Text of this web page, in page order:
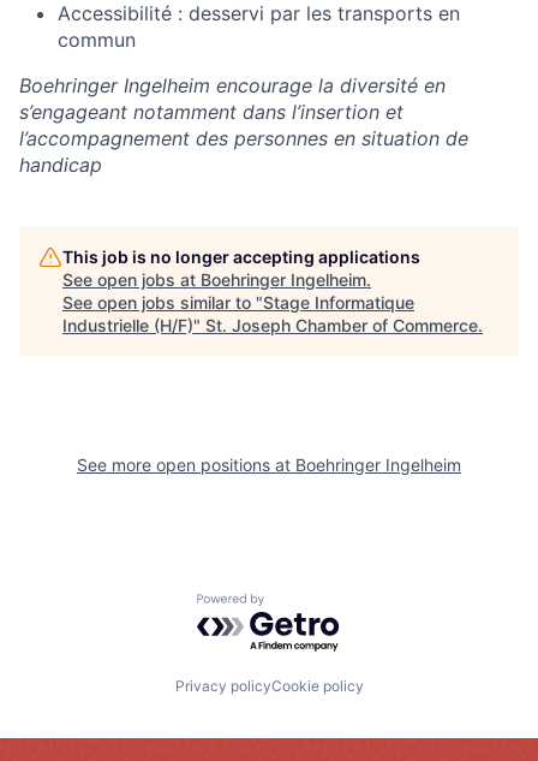
Accessibilité : desservi par les transports en
commun
Boehringer Ingelheim encourage la diversité en
s’engageant notamment dans l’insertion et
l’accompagnement des personnes en situation de
handicap
This job is no longer accepting applications
See open jobs at Boehringer Ingelheim.
See open jobs similar to "Stage Informatique
Industrielle (H/F)" St. Joseph Chamber of Commerce.
See more open positions at Boehringer Ingelheim
Powered by Getro.com
Privacy policyCookie policy